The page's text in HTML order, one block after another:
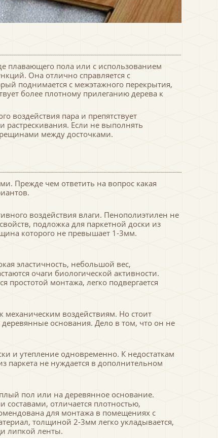
плавающего пола или с использованием
Она отлично справляется с
поднимается с межэтажного перекрытия,
более плотному прилеганию дерева к
воздействия пара и препятствует
растрескивания. Если не выполнять
между досточками.
Прежде чем ответить на вопрос какая
воздействия влаги. Пенополиэтилен не
подложка для паркетной доски из
которого не превышает 1-3мм.
эластичность, небольшой вес,
очаги биологической активности.
монтажа, легко подвергается
воздействиям. Но стоит
основания. Дело в том, что он не
и утепление одновременно. К недостаткам
паркета не нуждается в дополнительном
пол или на деревянное основание.
отличается плотностью,
для монтажа в помещениях с
толщиной 2-3мм легко укладывается,
липкой ленты.